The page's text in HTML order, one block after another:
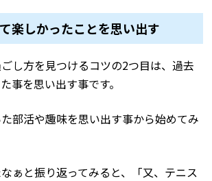
楽しかったことを思い出す
し方を見つけるコツの2つ目は、過去
事を思い出す事です。
部活や趣味を思い出す事から始めてみ
ぁと振り返ってみると、「又、テニス